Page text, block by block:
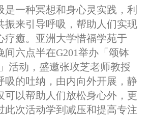
是一种冥想和身心灵实践，利
振来引导呼吸，帮助人们实现
疗癒。亚洲大学惜福学苑于
间六点半在G201举办「颂钵
活动，盛邀张玫芝老师教授
吸的吐纳，由内向外开展，静
可以帮助人们放松身心外，更
此次活动学到减压和提高专注